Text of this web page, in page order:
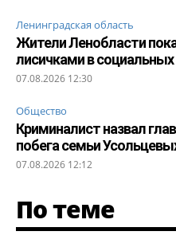
Ленинградская область
Жители Ленобласти
лисичками в социальных
07.08.2026 12:30
Общество
Криминалист назвал
побега семьи
07.08.2026 12:12
По теме